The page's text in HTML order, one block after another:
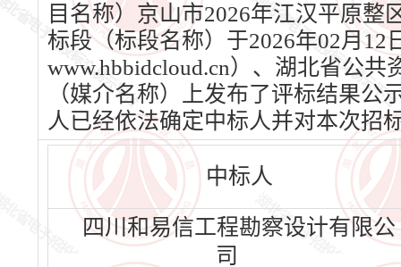
目名称）京山市2026年江汉平原
标段（标段名称）于2026年02月
www.hbbidcloud.cn）、湖北省公
（媒介名称）上发布了评标结果公
人已经依法确定中标人并对本次招
中标人
四川和易信工程勘察设计有限公
司